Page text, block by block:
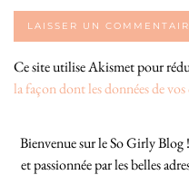
Ce site utilise Akismet pour
la façon dont les données de
Bienvenue sur le So Girly Blog
et passionnée par les belles